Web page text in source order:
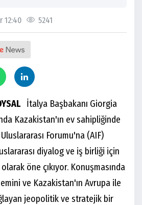
12:40 5241
İtalya Başbakanı Giorgia
Kazakistan'ın ev sahipliğinde
Forumu'na (AIF)
diyalog ve iş birliği için
öne çıkıyor. Konuşmasında
ve Kazakistan'ın Avrupa ile
jeopolitik ve stratejik bir